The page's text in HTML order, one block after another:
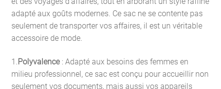
adapté aux goûts modernes. Ce sac ne se contente pas
seulement de transporter vos affaires, il est un véritable
accessoire de mode.
1.Polyvalence: Adapté aux besoins des femmes en
milieu professionnel, ce sac est conçu pour accueillir non
seulement vos documents, mais aussi vos appareils